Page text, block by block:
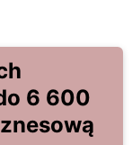
6 600